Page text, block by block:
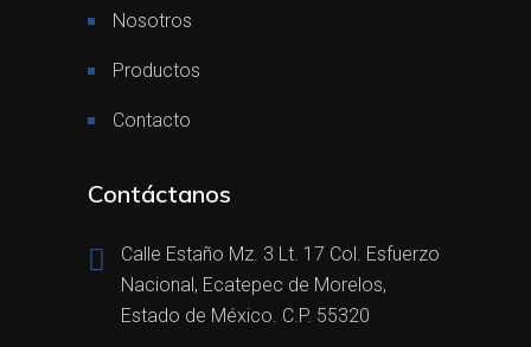
Nosotros
Productos
Contacto
Contáctanos
Calle Estaño Mz. 3 Lt. 17 Col. Esfuerzo
Nacional, Ecatepec de Morelos,
Estado de México. C.P. 55320